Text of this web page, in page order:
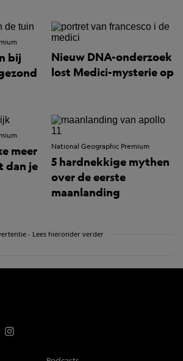
bij
Nieuw DNA-onderzoek
lost Medici-mysterie op
meer
dan je
National Geographic Premium
5 hardnekkige mythen
over de eerste
maanlanding
- Lees hieronder verder